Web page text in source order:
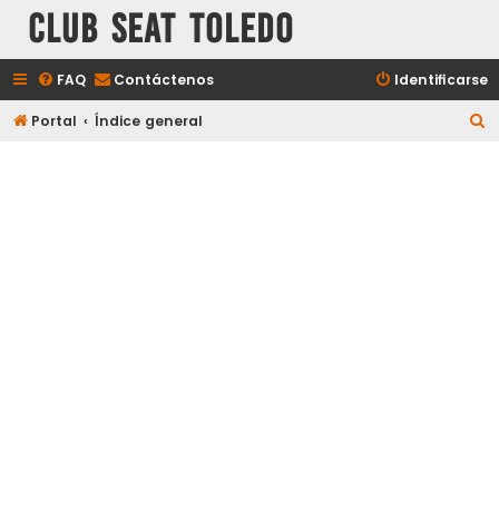
Club Seat Toledo
FAQ Contáctenos Identificarse
Portal Índice general